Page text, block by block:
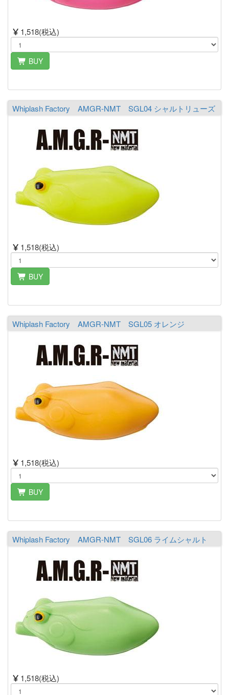
1,518(税込)
BUY
Whiplash Factory AMGR-NMT SGL04 シャルトリューズ
1,518(税込)
BUY
Whiplash Factory AMGR-NMT SGL05 オレンジ
1,518(税込)
BUY
Whiplash Factory AMGR-NMT SGL06 ライムシャルト
1,518(税込)